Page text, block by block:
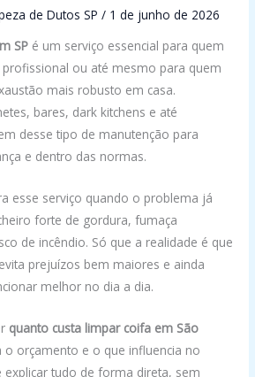
de Dutos SP/ 1 de junho de 2026
SP é um serviço essencial para quem
ou até mesmo para quem
mais robusto em casa.
bares, dark kitchens e até
desse tipo de manutenção para
e dentro das normas.
esse serviço quando o problema já
forte de gordura, fumaça
de incêndio. Só que a realidade é que
prejuízos bem maiores e ainda
melhor no dia a dia.
quanto custa limpar coifa em São
o orçamento e o que influencia no
explicar tudo de forma direta, sem